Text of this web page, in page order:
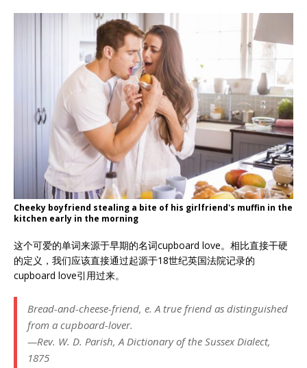
Cheeky boyfriend stealing a bite of his girlfriend's muffin in the
kitchen early in the morning
这个可爱的单词来源于早期的名词cupboard love。相比直接干硬
的定义，我们应该直接通过起源于18世纪英国法院记录的
cupboard love引用过来。
Bread-and-cheese-friend, e. A true friend as distinguished
from a cupboard-lover.
—Rev. W. D. Parish, A Dictionary of the Sussex Dialect,
1875